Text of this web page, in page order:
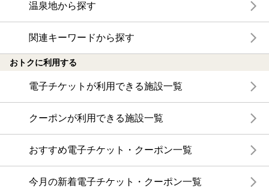
温泉地から探す
関連キーワードから探す
おトクに利用する
電子チケットが利用できる施設一覧
クーポンが利用できる施設一覧
おすすめ電子チケット・クーポン一覧
今月の新着電子チケット・クーポン一覧